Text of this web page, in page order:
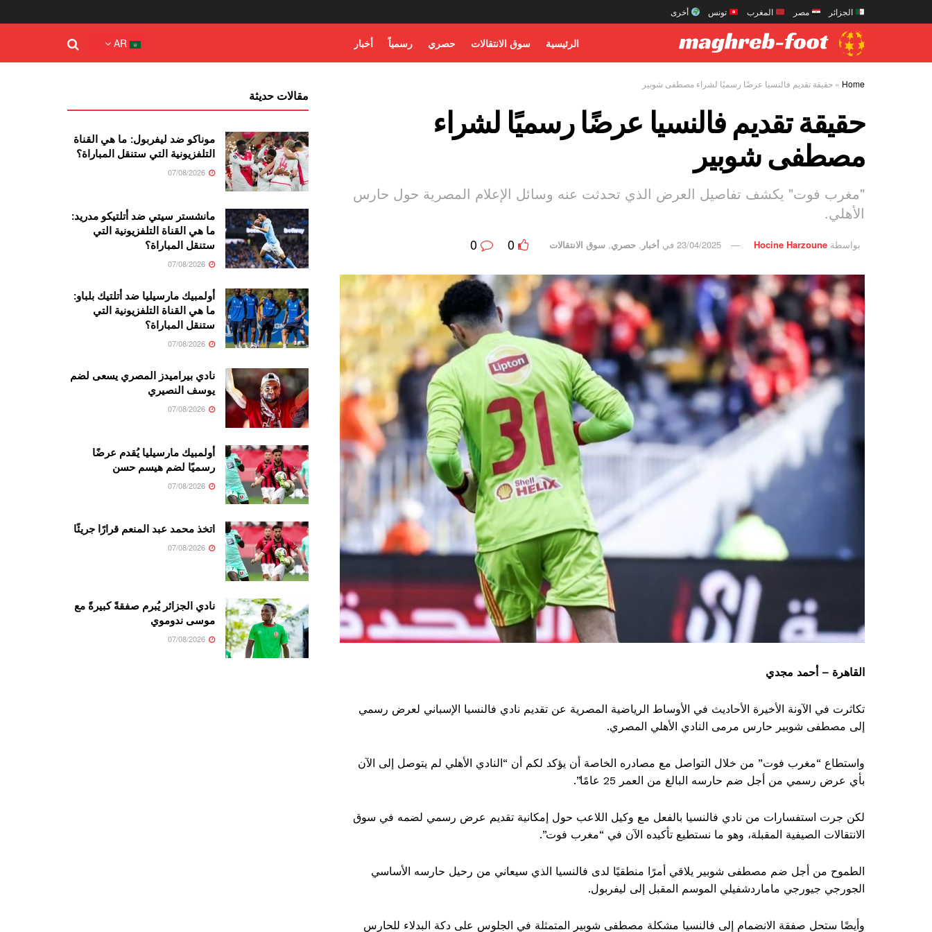
الجزائر مصر المغرب تونس أخرى
الرئيسية سوق الانتقالات حصري رسمياً أخبار AR
Home
» حقيقة تقديم فالنسيا عرضًا رسميًا لشراء مصطفى شوبير
حقيقة تقديم فالنسيا عرضًا رسميًا لشراء
مصطفى شوبير
"مغرب فوت" يكشف تفاصيل العرض الذي تحدثت عنه وسائل الإعلام المصرية حول حارس
الأهلي.
بواسطة Hocine Harzoune
23/04/2025 في أخبار , حصري, سوق الانتقالات 0
القاهرة – أحمد مجدي
تكاثرت في الآونة الأخيرة الأحاديث في الأوساط الرياضية المصرية عن تقديم نادي فالنسيا الإسباني لعرض رسمي
إلى مصطفى شوبير حارس مرمى النادي الأهلي المصري.
واستطاع “مغرب فوت” من خلال التواصل مع مصادره الخاصة أن يؤكد لكم أن “النادي الأهلي لم يتوصل إلى الآن
بأي عرض رسمي من أجل ضم حارسه البالغ من العمر 25 عامًا”.
لكن جرت استفسارات من نادي فالنسيا بالفعل مع وكيل اللاعب حول إمكانية تقديم عرض رسمي لضمه في سوق
الانتقالات الصيفية المقبلة، وهو ما نستطيع تأكيده الآن في “مغرب فوت”.
الطموح من أجل ضم مصطفى شوبير يلاقي أمرًا منطقيًا لدى فالنسيا الذي سيعاني من رحيل حارسه الأساسي
الجورجي جيورجي ماماردشفيلي الموسم المقبل إلى ليفربول.
وأيضًا ستحل صفقة الانضمام إلى فالنسيا مشكلة مصطفى شوبير المتمثلة في الجلوس على دكة البدلاء للحارس
مقالات حديثة
موناكو ضد ليفربول: ما هي القناة
التلفزيونية التي ستنقل المباراة؟
مانشستر سيتي ضد أتلتيكو مدريد:
ما هي القناة التلفزيونية التي
ستنقل المباراة؟
أولمبيك مارسيليا ضد أتلتيك بلباو:
ما هي القناة التلفزيونية التي
ستنقل المباراة؟
نادي بيراميدز المصري يسعى لضم
يوسف النصيري
أولمبيك مارسيليا يُقدم عرضًا
رسميًا لضم هيسم حسن
اتخذ محمد عبد المنعم قرارًا جريئًا
نادي الجزائر يُبرم صفقةً كبيرةً مع
موسى ندوموي